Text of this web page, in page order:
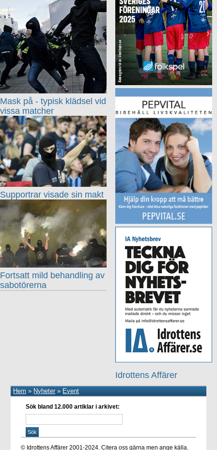
Idrottens Affärer
Mask på - typisk klädsel vid
vissa matcher
Supportrar visade sin makt
Fortsatt mild behandling av
sabotörerna
Hem » Nyheter» Event
Sök bland 12.000 artiklar i arkivet:
© Idrottens Affärer 2001-2024. Citera oss gärna men ange källa.